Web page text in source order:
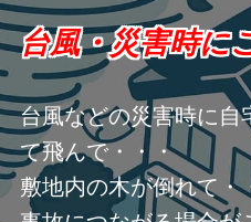
台風・災害時に
台風などの災害時に自
て飛んで・・・
敷地内の木が倒れて・